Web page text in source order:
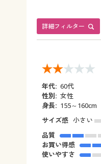
詳細フィルター
年代: 60代
性別: 女性
身長: 155～160cm
サイズ感 小さい
品質
お買い得感
使いやすさ